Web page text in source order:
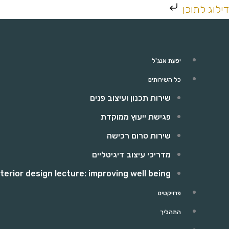
דילוג לתוכן
דילוג
יפעת אנג'ל
כל השירותים
שירות תכנון ועיצוב פנים
פגישת ייעוץ ממוקדת
שירות טרום רכישה
מדריכי עיצוב דיגיטליים
design lecture: improving well being
פרויקטים
התהליך